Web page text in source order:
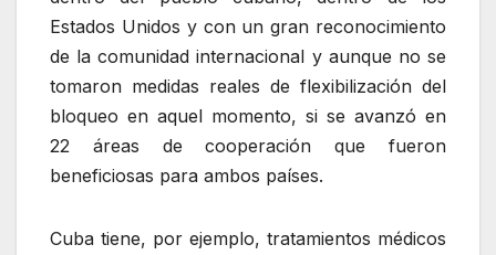
Estados Unidos y con un gran reconocimiento
de la comunidad internacional y aunque no se
tomaron medidas reales de flexibilización del
bloqueo en aquel momento, si se avanzó en
22 áreas de cooperación que fueron
beneficiosas para ambos países.
Cuba tiene, por ejemplo, tratamientos médicos